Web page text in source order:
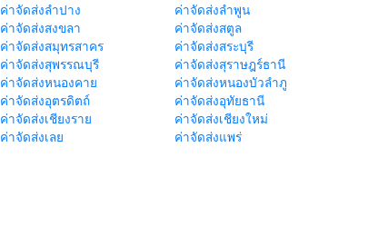
ค่าจัดส่งลำปาง
ค่าจัดส่งลำพูน
ค่าจัดส่งสงขลา
ค่าจัดส่งสตูล
ค่าจัดส่งสมุทรสาคร
ค่าจัดส่งสระบุรี
ค่าจัดส่งสุพรรณบุรี
ค่าจัดส่งสุราษฎร์ธานี
ค่าจัดส่งหนองคาย
ค่าจัดส่งหนองบัวลำภู
ค่าจัดส่งอุตรดิตถ์
ค่าจัดส่งอุทัยธานี
ค่าจัดส่งเชียงราย
ค่าจัดส่งเชียงใหม่
ค่าจัดส่งเลย
ค่าจัดส่งแพร่